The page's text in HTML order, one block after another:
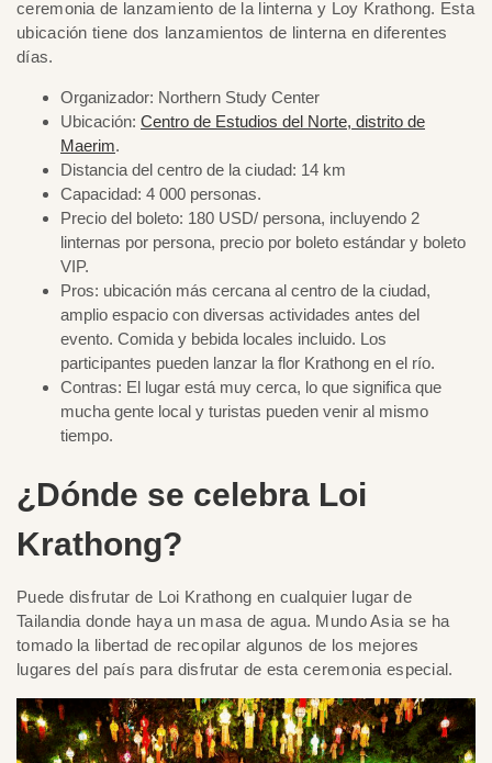
ceremonia de lanzamiento de la linterna y Loy Krathong. Esta
ubicación tiene dos lanzamientos de linterna en diferentes
días.
Organizador: Northern Study Center
Ubicación: Centro de Estudios del Norte, distrito de
Maerim.
Distancia del centro de la ciudad: 14 km
Capacidad: 4 000 personas.
Precio del boleto: 180 USD/ persona, incluyendo 2
linternas por persona, precio por boleto estándar y boleto
VIP.
Pros: ubicación más cercana al centro de la ciudad,
amplio espacio con diversas actividades antes del
evento. Comida y bebida locales incluido. Los
participantes pueden lanzar la flor Krathong en el río.
Contras: El lugar está muy cerca, lo que significa que
mucha gente local y turistas pueden venir al mismo
tiempo.
¿Dónde se celebra Loi
Krathong?
Puede disfrutar de Loi Krathong en cualquier lugar de
Tailandia donde haya un masa de agua. Mundo Asia se ha
tomado la libertad de recopilar algunos de los mejores
lugares del país para disfrutar de esta ceremonia especial.